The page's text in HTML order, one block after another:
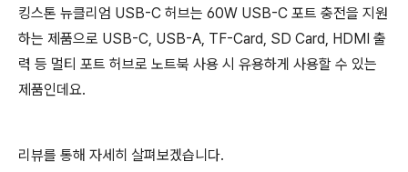
킹스톤 뉴클리엄 USB-C 허브는 60W USB-C 포트 충전을 지원
하는 제품으로 USB-C, USB-A, TF-Card, SD Card, HDMI 출
력 등 멀티 포트 허브로 노트북 사용 시 유용하게 사용할 수 있는
제품인데요.
리뷰를 통해 자세히 살펴보겠습니다.